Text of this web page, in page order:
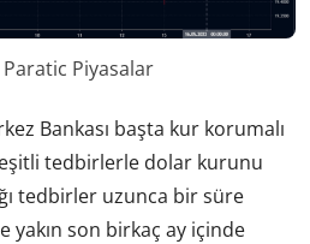
Paratic Piyasalar
Bankası başta kur korumalı
tedbirlerle dolar kurunu
tedbirler uzunca bir süre
yakın son birkaç ay içinde